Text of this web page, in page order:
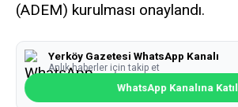
(ADEM) kurulması onaylandı.
Yerköy Gazetesi WhatsApp Kanalı
Anlık haberler için takip et
WhatsApp Kanalına Katıl